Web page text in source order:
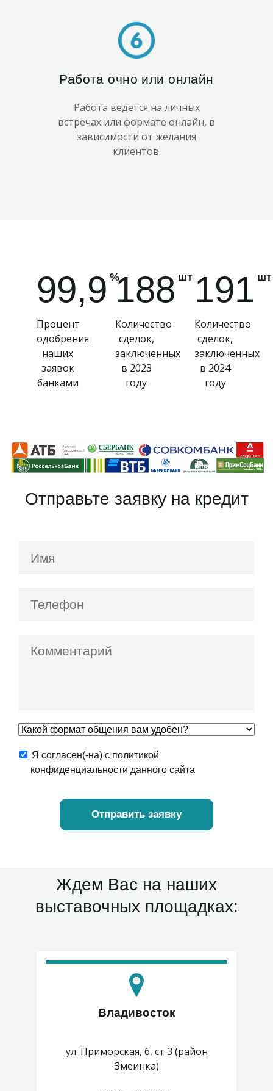
Работа очно или онлайн
Работа ведется на личных
встречах или формате онлайн, в
зависимости от желания
клиентов.
99,9 %
Процент
одобрения
наших
заявок
банками
188 шт
Количество
сделок,
заключенных
в 2023
году
191 шт
Количество
сделок,
заключенных
в 2024
году
Отправьте заявку на кредит
Я согласен(-на) с политикой
конфиденциальности данного сайта
Отправить заявку
Ждем Вас на наших
выставочных площадках:
ул. Приморская, 6, ст 3 (район
Змеинка)
Владивосток